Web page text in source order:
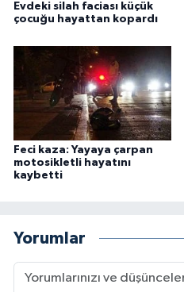
Evdeki silah faciası küçük
çocuğu hayattan kopardı
Feci kaza: Yayaya çarpan
motosikletli hayatını
kaybetti
Yorumlar